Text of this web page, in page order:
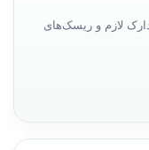
لازم و ریسک‌های